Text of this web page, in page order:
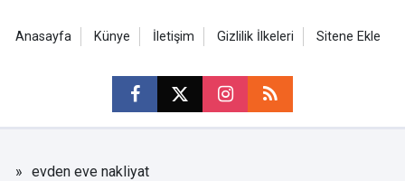
Anasayfa Künye İletişim Gizlilik İlkeleri Sitene Ekle
evden eve nakliyat